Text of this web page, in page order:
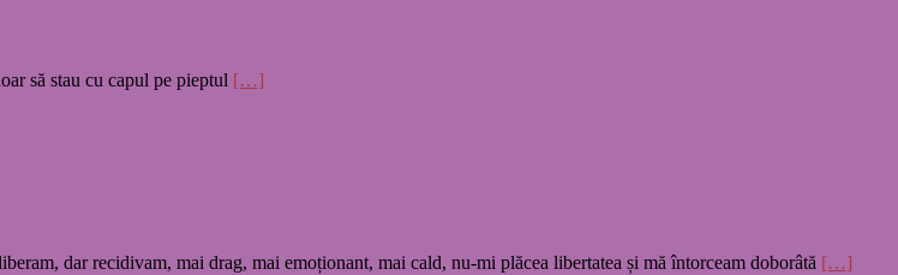
să stau cu capul pe pieptul […]
dar recidivam, mai drag, mai emoționant, mai cald, nu-mi plăcea libertatea și mă întorceam doborâtă […]